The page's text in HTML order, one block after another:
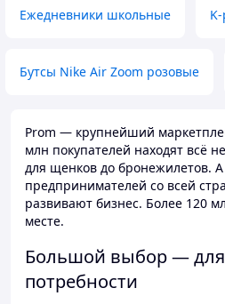
Ежедневники школьные
Бутсы Nike Air Zoom розовые
Prom — крупнейший
млн покупателей находят всё
для щенков до бронежилетов. А
предпринимателей со всей
развивают бизнес. Более 120
месте.
Большой выбор —
потребности